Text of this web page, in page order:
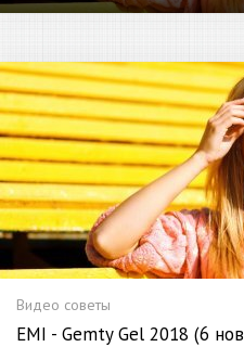
Видео советы
EMI - Gemty Gel 2018 (6